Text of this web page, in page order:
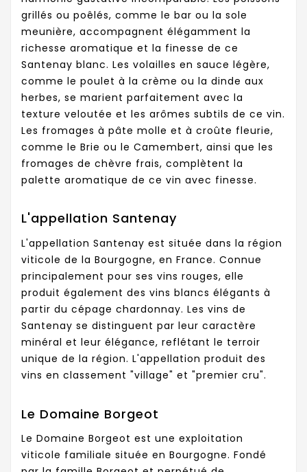
grillés ou poêlés, comme le bar ou la sole
meunière, accompagnent élégamment la
richesse aromatique et la finesse de ce
Santenay blanc. Les volailles en sauce légère,
comme le poulet à la crème ou la dinde aux
herbes, se marient parfaitement avec la
texture veloutée et les arômes subtils de ce vin.
Les fromages à pâte molle et à croûte fleurie,
comme le Brie ou le Camembert, ainsi que les
fromages de chèvre frais, complètent la
palette aromatique de ce vin avec finesse.
L'appellation Santenay
L'appellation Santenay est située dans la région
viticole de la Bourgogne, en France. Connue
principalement pour ses vins rouges, elle
produit également des vins blancs élégants à
partir du cépage chardonnay. Les vins de
Santenay se distinguent par leur caractère
minéral et leur élégance, reflétant le terroir
unique de la région. L'appellation produit des
vins en classement "village" et "premier cru".
Le Domaine Borgeot
Le Domaine Borgeot est une exploitation
viticole familiale située en Bourgogne. Fondé